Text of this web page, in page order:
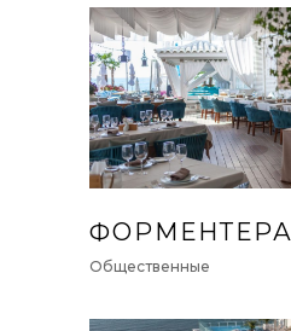
ФОРМЕНТЕРА
Общественные